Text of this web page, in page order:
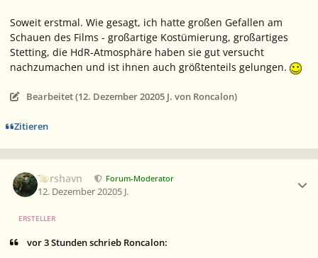
Soweit erstmal. Wie gesagt, ich hatte großen Gefallen am
Schauen des Films - großartige Kostümierung, großartiges
Stetting, die HdR-Atmosphäre haben sie gut versucht
nachzumachen und ist ihnen auch größtenteils gelungen.
Bearbeitet (12. Dezember 20205 J. von Roncalon)
Zitieren
Torshavn Forum-Moderator
12. Dezember 20205 J.
ERSTELLER
vor 3 Stunden schrieb Roncalon: